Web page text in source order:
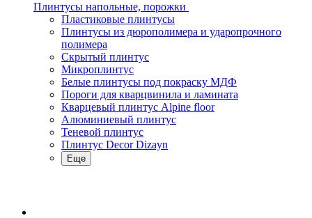
Плинтусы напольные, порожки
Пластиковые плинтусы
Плинтусы из дюрополимера и ударопрочного
полимера
Скрытый плинтус
Микроплинтус
Белые плинтусы под покраску МДФ
Пороги для кварцвинила и ламината
Кварцевый плинтус Alpine floor
Алюминиевый плинтус
Теневой плинтус
Плинтус Decor Dizayn
Еще